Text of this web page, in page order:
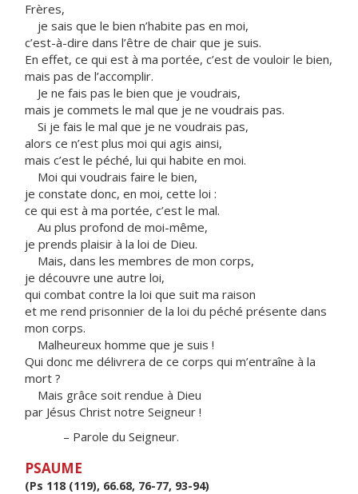
Frères,
je sais que le bien n’habite pas en moi,
c’est-à-dire dans l’être de chair que je suis.
En effet, ce qui est à ma portée, c’est de vouloir le bien,
mais pas de l’accomplir.
Je ne fais pas le bien que je voudrais,
mais je commets le mal que je ne voudrais pas.
Si je fais le mal que je ne voudrais pas,
alors ce n’est plus moi qui agis ainsi,
mais c’est le péché, lui qui habite en moi.
Moi qui voudrais faire le bien,
je constate donc, en moi, cette loi :
ce qui est à ma portée, c’est le mal.
Au plus profond de moi-même,
je prends plaisir à la loi de Dieu.
Mais, dans les membres de mon corps,
je découvre une autre loi,
qui combat contre la loi que suit ma raison
et me rend prisonnier de la loi du péché présente dans
mon corps.
Malheureux homme que je suis !
Qui donc me délivrera de ce corps qui m’entraîne à la
mort ?
Mais grâce soit rendue à Dieu
par Jésus Christ notre Seigneur !
– Parole du Seigneur.
PSAUME
(Ps 118 (119), 66.68, 76-77, 93-94)